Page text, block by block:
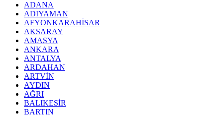
ADANA
ADIYAMAN
AFYONKARAHİSAR
AKSARAY
AMASYA
ANKARA
ANTALYA
ARDAHAN
ARTVİN
AYDIN
AĞRI
BALIKESİR
BARTIN